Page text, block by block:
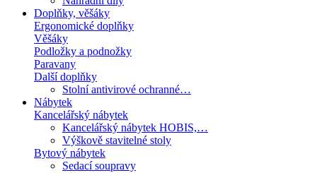
Doplňky, věšáky
Ergonomické doplňky
Věšáky
Podložky a podnožky
Paravany
Další doplňky
Stolní antivirové ochranné…
Nábytek
Kancelářský nábytek
Kancelářský nábytek HOBIS,…
Výškově stavitelné stoly
Bytový nábytek
Sedací soupravy